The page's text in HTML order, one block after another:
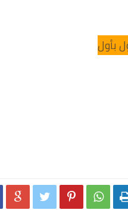
بأول
   